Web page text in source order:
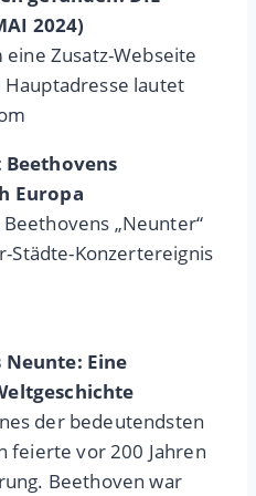
2024)
Zusatz-Webseite
lautet
Beethovens
Europa
„Neunter“
Städte-Konzertereignis
Neunte: Eine
der bedeutendsten
feierte vor 200 Jahren
Beethoven war